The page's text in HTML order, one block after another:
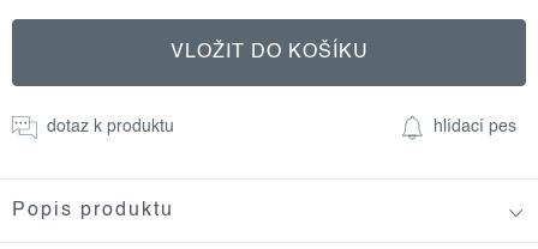
cena:
VLOŽIT DO KOŠÍKU
dotaz k produktu hlídací pes
Popis produktu